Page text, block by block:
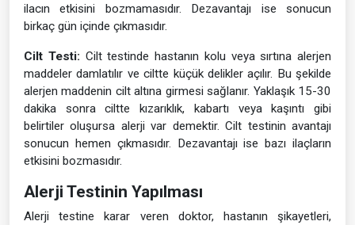
ilacın etkisini bozmamasıdır. Dezavantajı ise sonucun
birkaç gün içinde çıkmasıdır.
Cilt Testi: Cilt testinde hastanın kolu veya sırtına alerjen
maddeler damlatılır ve ciltte küçük delikler açılır. Bu şekilde
alerjen maddenin cilt altına girmesi sağlanır. Yaklaşık 15-30
dakika sonra ciltte kızarıklık, kabartı veya kaşıntı gibi
belirtiler oluşursa alerji var demektir. Cilt testinin avantajı
sonucun hemen çıkmasıdır. Dezavantajı ise bazı ilaçların
etkisini bozmasıdır.
Alerji Testinin Yapılması
Alerji testine karar veren doktor, hastanın şikayetleri,